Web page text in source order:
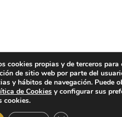
cookies propias y de terceros para
de sitio web por parte del
y hábitos de navegación. Puede
de Cookies y configurar sus
cookies.